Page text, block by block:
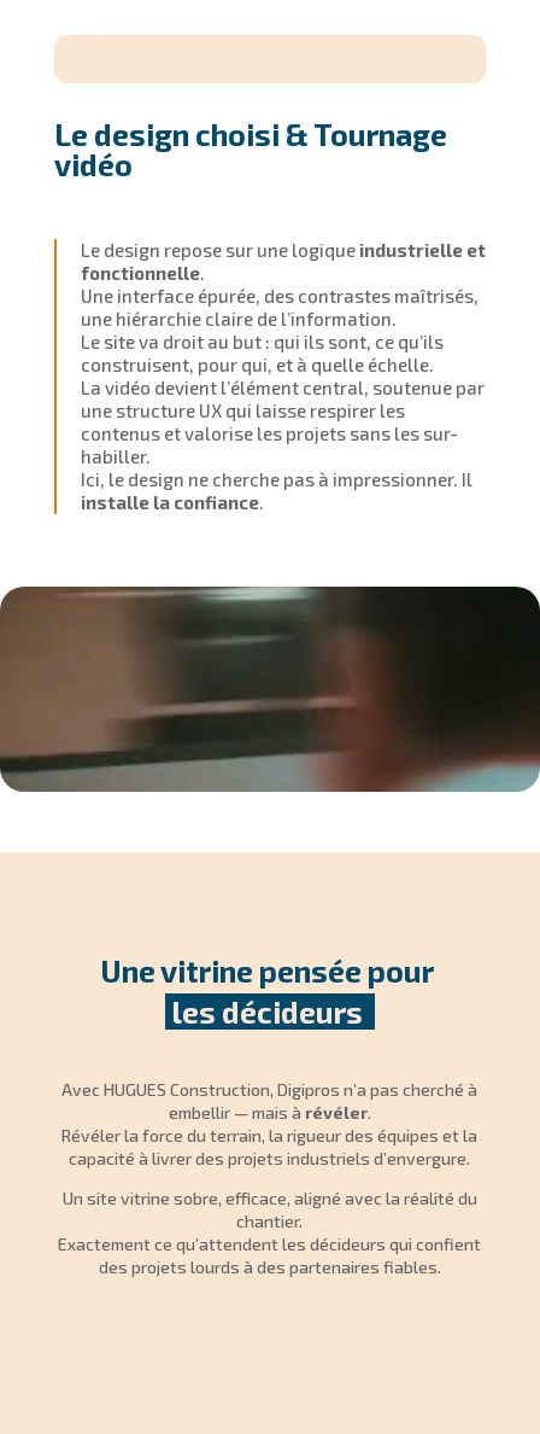
Le design choisi & Tournage
vidéo
Le design repose sur une logique industrielle et
fonctionnelle.
Une interface épurée, des contrastes maîtrisés,
une hiérarchie claire de l’information.
Le site va droit au but : qui ils sont, ce qu’ils
construisent, pour qui, et à quelle échelle.
La vidéo devient l’élément central, soutenue par
une structure UX qui laisse respirer les
contenus et valorise les projets sans les sur-
habiller.
Ici, le design ne cherche pas à impressionner. Il
installe la confiance.
Une vitrine pensée pour
les décideurs
Avec HUGUES Construction, Digipros n’a pas cherché à
embellir — mais à révéler.
Révéler la force du terrain, la rigueur des équipes et la
capacité à livrer des projets industriels d’envergure.
Un site vitrine sobre, efficace, aligné avec la réalité du
chantier.
Exactement ce qu’attendent les décideurs qui confient
des projets lourds à des partenaires fiables.